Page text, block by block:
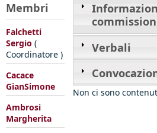
Membri
Falchetti
Sergio (
Coordinatore )
Cacace
GianSimone
Ambrosi
Margherita
Verbali
Non ci sono